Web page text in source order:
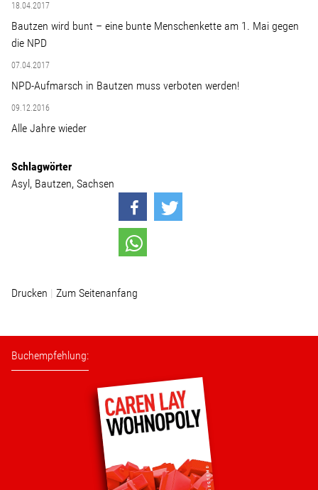
18.04.2017
Bautzen wird bunt – eine bunte Menschenkette am 1. Mai gegen
die NPD
07.04.2017
NPD-Aufmarsch in Bautzen muss verboten werden!
09.12.2016
Alle Jahre wieder
Schlagwörter
Asyl Bautzen Sachsen
Drucken Zum Seitenanfang
Buchempfehlung: